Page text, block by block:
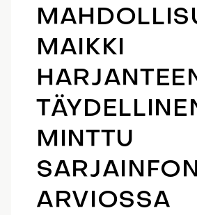
MAIKKI
MINTTU
ARVIOSSA